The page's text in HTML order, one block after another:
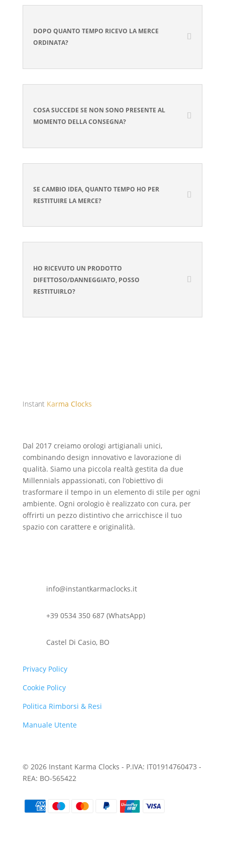
DOPO QUANTO TEMPO RICEVO LA MERCE
ORDINATA?
COSA SUCCEDE SE NON SONO PRESENTE AL
MOMENTO DELLA CONSEGNA?
SE CAMBIO IDEA, QUANTO TEMPO HO PER
RESTITUIRE LA MERCE?
HO RICEVUTO UN PRODOTTO
DIFETTOSO/DANNEGGIATO, POSSO
RESTITUIRLO?
Instant Karma Clocks
Dal 2017 creiamo orologi artigianali unici,
combinando design innovativo e lavorazione di
qualità. Siamo una piccola realtà gestita da due
Millennials appassionati, con l’obiettivo di
trasformare il tempo in un elemento di stile per ogni
ambiente. Ogni orologio è realizzato con cura, per
offrirti un pezzo distintivo che arricchisce il tuo
spazio con carattere e originalità.
info@instantkarmaclocks.it
+39 0534 350 687 (WhatsApp)
Castel Di Casio, BO
Privacy Policy
Cookie Policy
Politica Rimborsi & Resi
Manuale Utente
© 2026 Instant Karma Clocks - P.IVA: IT01914760473 -
REA: BO-565422